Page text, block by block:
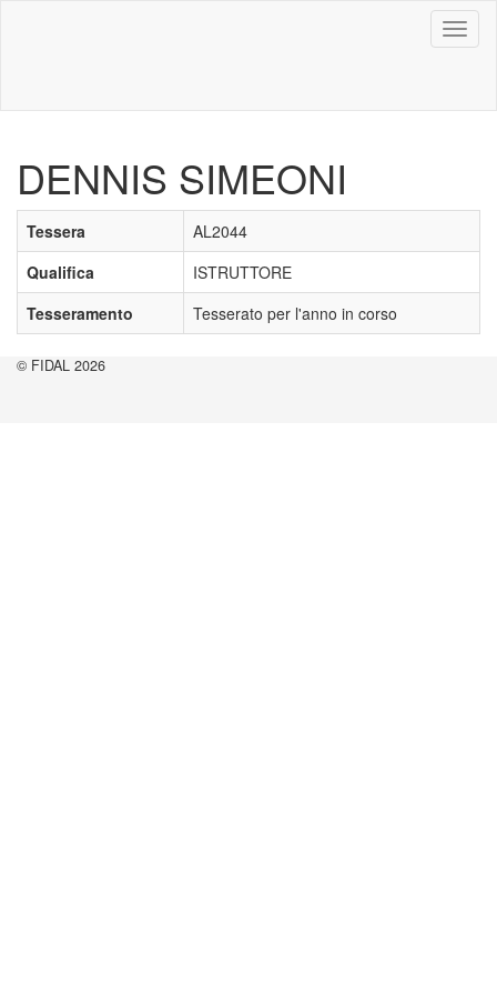
DENNIS SIMEONI
Tessera
AL2044
Qualifica
ISTRUTTORE
Tesseramento
Tesserato per l'anno in corso
© FIDAL 2026